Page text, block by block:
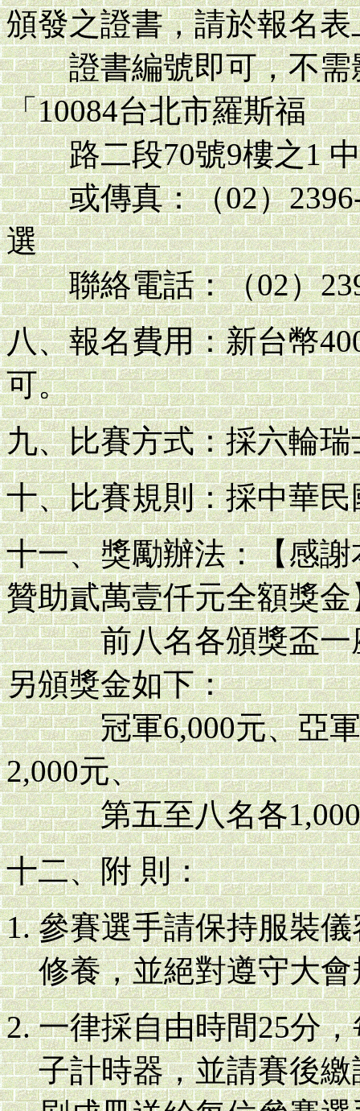
頒發之證書，請於報名
證書編號即可，不需
「10084台北市羅斯福
路二段70號9樓之1 中
或傳真：（02）2396-
選
聯絡電話：（02）
八、報名費用：新台幣
可。
九、比賽方式：採六輪瑞
十、比賽規則：採中華
十一、獎勵辦法：【感
贊助貳萬壹仟元全額獎金
前八名各頒獎盃一座
另頒獎金如下：
冠軍6,000元、亞軍
2,000元、
第五至八名各1,000元
十二、附 則：
參賽選手請保持服裝
修養，並絕對遵守大
一律採自由時間25分
子計時器，並請賽後